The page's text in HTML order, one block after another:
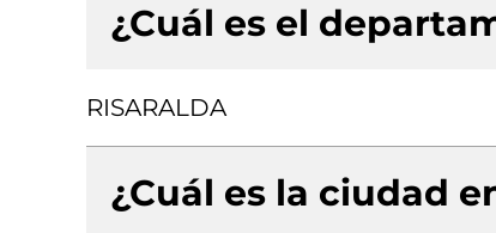
¿Cuál es el
RISARALDA
¿Cuál es la ciudad